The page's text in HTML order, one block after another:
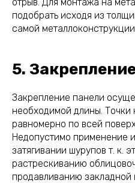
подобрать исходя из
самой металлоконструкции.
5.
Закрепление панели
необходимой длины.
равномерно по всей
Недопустимо применение
затягивании шурупов т. к.
растрескиванию
продавливанию закладной